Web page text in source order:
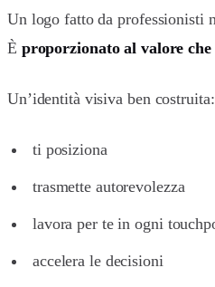
Un logo fatto da professionisti
È proporzionato al valore che
Un’identità visiva ben costruita:
ti posiziona
trasmette autorevolezza
lavora per te in ogni
accelera le decisioni